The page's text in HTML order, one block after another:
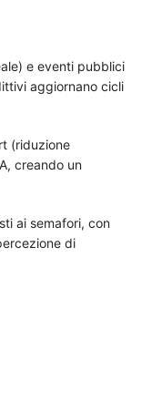
e eventi pubblici
aggiornano cicli
(riduzione
creando un
ai semafori, con
di